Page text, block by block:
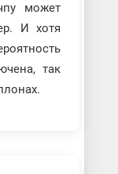
может
И хотя
так